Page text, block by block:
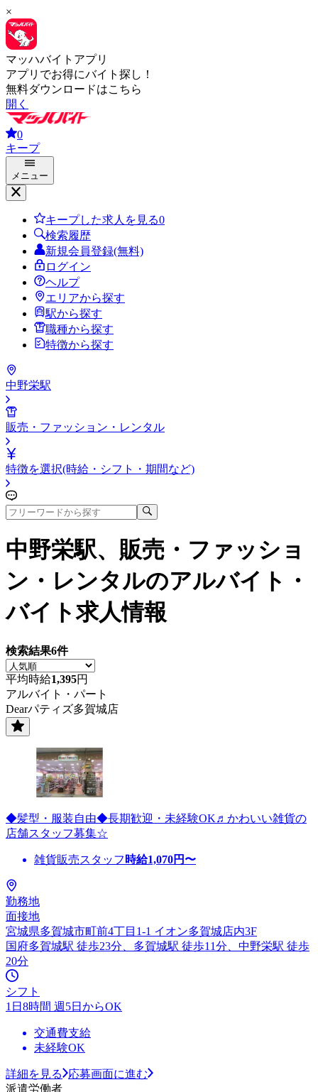
×
マッハバイトアプリ
アプリでお得にバイト探し！
無料ダウンロードはこちら
開く
0
キープ
メニュー
キープした求人を見る0
検索履歴
新規会員登録(無料)
ログイン
ヘルプ
エリアから探す
駅から探す
職種から探す
特徴から探す
中野栄駅
販売・ファッション・レンタル
特徴を選択(時給・シフト・期間など)
中野栄駅、販売・ファッショ
ン・レンタルのアルバイト・
バイト求人情報
検索結果6件
平均時給1,395円
アルバイト・パート
Dearパティズ多賀城店
◆髪型・服装自由◆長期歓迎・未経験OK♬かわいい雑貨の
店舗スタッフ募集☆
雑貨販売スタッフ 時給1,070円〜
勤務地
面接地
宮城県多賀城市町前4丁目1-1 イオン多賀城店内3F
国府多賀城駅 徒歩23分、多賀城駅 徒歩11分、中野栄駅 徒歩
20分
シフト
1日8時間 週5日からOK
交通費支給
未経験OK
詳細を見る
応募画面に進む
派遣労働者